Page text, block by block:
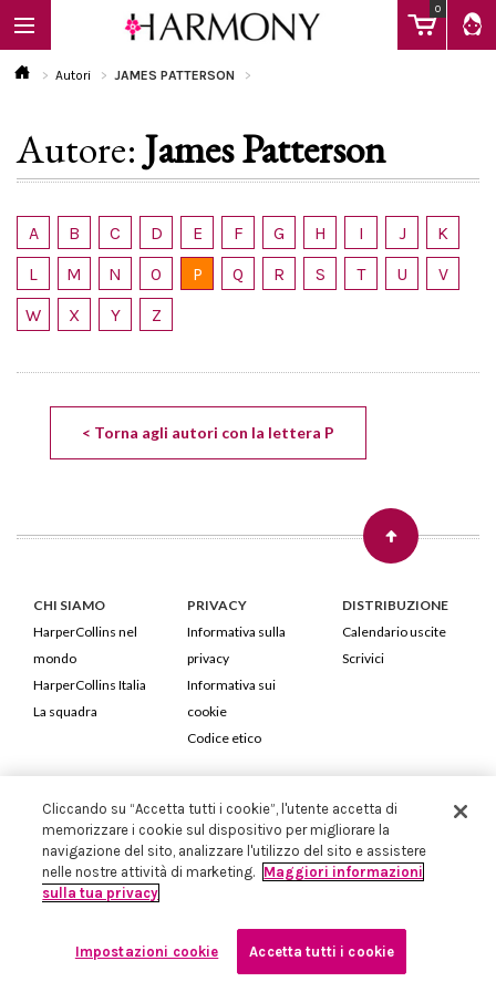
0
EBOOK
LIBRI
Calendario
Autori JAMES PATTERSON
Autore: James Patterson
A B C D E F G H I J
K
L
M N O P Q R S T U
V
W
X Y Z
< Torna agli autori con la lettera P
CHI SIAMO
HarperCollins nel
mondo
HarperCollins Italia
La squadra
PRIVACY
Informativa sulla
privacy
Informativa sui
cookie
Codice etico
DISTRIBUZIONE
Calendario uscite
Scrivici
Cod. Fiscale e P.IVA 05946780151 - Capitale Sociale 258.250 €
Iscritta in Milano al Registro delle imprese nr.198004 e REA nr.1051898
Cliccando su “Accetta tutti i cookie”, l'utente accetta di
memorizzare i cookie sul dispositivo per migliorare la
navigazione del sito, analizzare l'utilizzo del sito e assistere
nelle nostre attività di marketing. Maggiori informazioni
sulla tua privacy
Impostazioni cookie Accetta tutti i cookie